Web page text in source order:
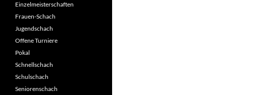
Einzelmeisterschaften
Frauen-Schach
Jugendschach
Offene Turniere
Pokal
Schnellschach
Schulschach
Seniorenschach